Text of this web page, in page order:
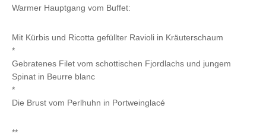
Warmer Hauptgang vom Buffet:
Mit Kürbis und Ricotta gefüllter Ravioli in Kräuterschaum
*
Gebratenes Filet vom schottischen Fjordlachs und jungem
Spinat in Beurre blanc
*
Die Brust vom Perlhuhn in Portweinglacé
**